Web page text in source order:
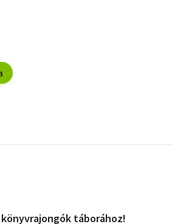
táborához!